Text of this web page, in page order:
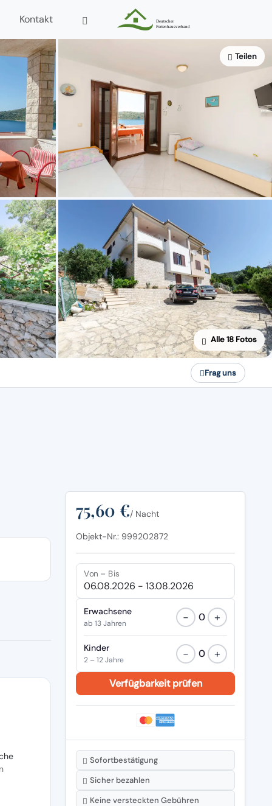
Kontakt
Teilen
Alle 18 Fotos
Frag uns
75,60 €/ Nacht
Objekt-Nr.: 999202872
Von – Bis
Erwachsene
ab 13 Jahren − 0 +
Kinder
2 – 12 Jahre − 0 +
Sofortbestätigung
Sicher bezahlen
Keine versteckten Gebühren